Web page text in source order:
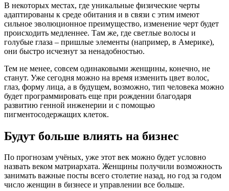
В некоторых местах, где уникальные физические черты
адаптированы к среде обитания и в связи с этим имеют
сильное эволюционное преимущество, изменение черт будет
происходить медленнее. Там же, где светлые волосы и
голубые глаза – пришлые элементы (например, в Америке),
они быстро исчезнут за ненадобностью.
Тем не менее, совсем одинаковыми женщины, конечно, не
станут. Уже сегодня можно на время изменить цвет волос,
глаз, форму лица, а в будущем, возможно, тип человека можно
будет программировать еще при рождении благодаря
развитию генной инженерии и с помощью
пигментосодержащих клеток.
Будут больше влиять на бизнес
По прогнозам учёных, уже этот век можно будет условно
назвать веком матриархата. Женщины получили возможность
занимать важные посты всего столетие назад, но год за годом
число женщин в бизнесе и управлении все больше.